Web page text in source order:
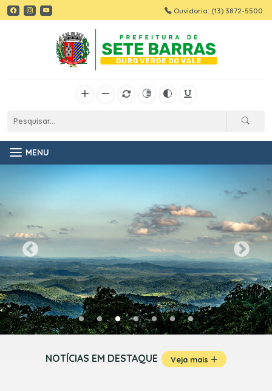
Ouvidoria: (13) 3872-5500
MENU
NOTÍCIAS EM DESTAQUE Veja mais